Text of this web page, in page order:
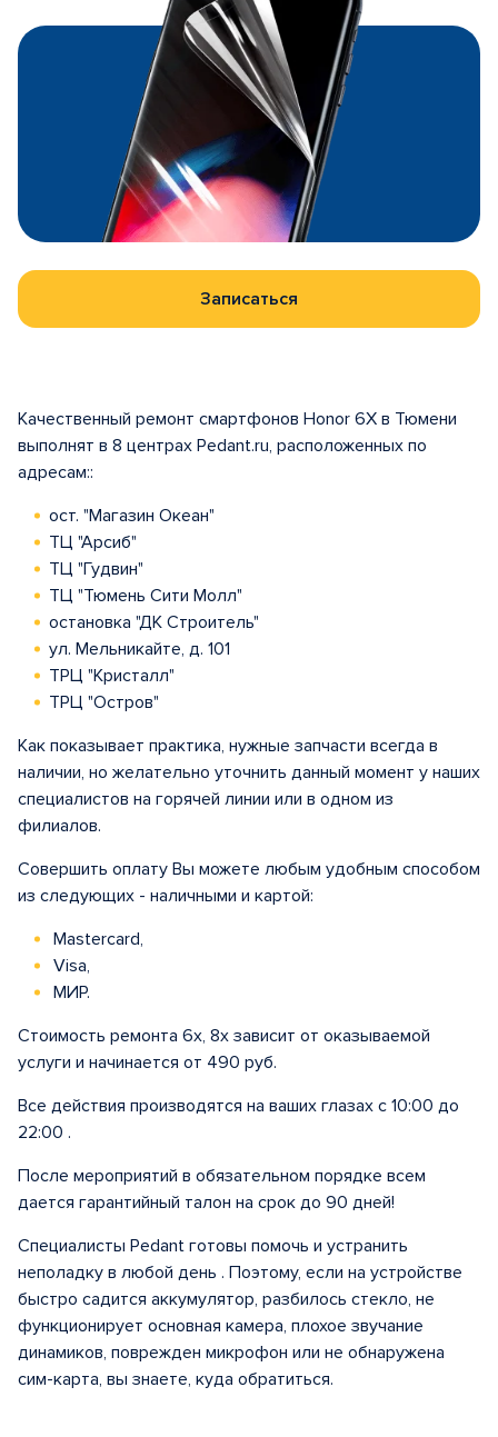
Записаться
Качественный ремонт смартфонов Honor 6X в Тюмени
выполнят в 8 центрах Pedant.ru, расположенных по
адресам::
ост. "Магазин Океан"
ТЦ "Арсиб"
ТЦ "Гудвин"
ТЦ "Тюмень Сити Молл"
остановка "ДК Строитель"
ул. Мельникайте, д. 101
ТРЦ "Кристалл"
ТРЦ "Остров"
Как показывает практика, нужные запчасти всегда в
наличии, но желательно уточнить данный момент у наших
специалистов на горячей линии или в одном из
филиалов.
Совершить оплату Вы можете любым удобным способом
из следующих - наличными и картой:
Mastercard,
Visa,
МИР.
Стоимость ремонта 6х, 8x зависит от оказываемой
услуги и начинается от 490 руб.
Все действия производятся на ваших глазах с 10:00 до
22:00 .
После мероприятий в обязательном порядке всем
дается гарантийный талон на срок до 90 дней!
Специалисты Pedant готовы помочь и устранить
неполадку в любой день . Поэтому, если на устройстве
быстро садится аккумулятор, разбилось стекло, не
функционирует основная камера, плохое звучание
динамиков, поврежден микрофон или не обнаружена
сим-карта, вы знаете, куда обратиться.